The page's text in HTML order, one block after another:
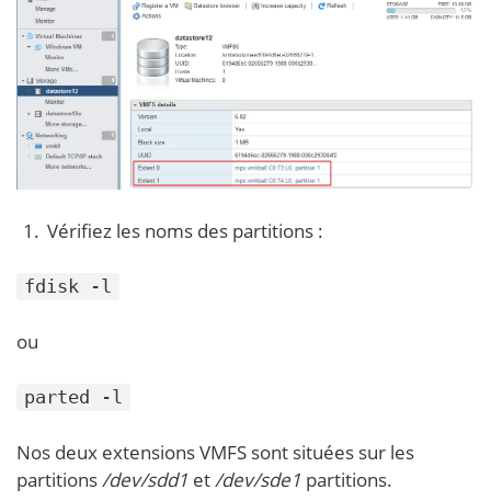
Vérifiez les noms des partitions :
fdisk -l
ou
parted -l
Nos deux extensions VMFS sont situées sur les
partitions/dev/sdd1 et/dev/sde1 partitions.